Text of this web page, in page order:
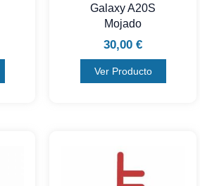
Galaxy A20S
Mojado
30,00 €
Ver Producto